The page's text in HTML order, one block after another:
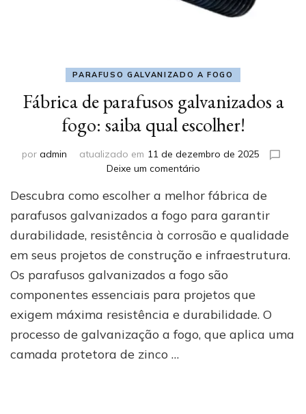
PARAFUSO GALVANIZADO A FOGO
Fábrica de parafusos galvanizados a
fogo: saiba qual escolher!
por admin atualizado em 11 de dezembro de 2025
Deixe um comentárioem
de
parafusos
galvanizados
a
fogo:
saiba
qual
escolher!
Descubra como escolher a melhor fábrica de
parafusos galvanizados a fogo para garantir
durabilidade, resistência à corrosão e qualidade
em seus projetos de construção e infraestrutura.
Os parafusos galvanizados a fogo são
componentes essenciais para projetos que
exigem máxima resistência e durabilidade. O
processo de galvanização a fogo, que aplica uma
camada protetora de zinco …